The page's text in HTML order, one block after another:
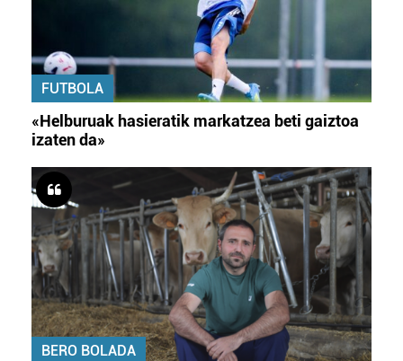
FUTBOLA
«Helburuak hasieratik markatzea beti gaiztoa
izaten da»
BERO BOLADA